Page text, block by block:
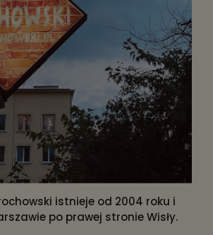
istnieje od 2004 roku i
po prawej stronie Wisły.